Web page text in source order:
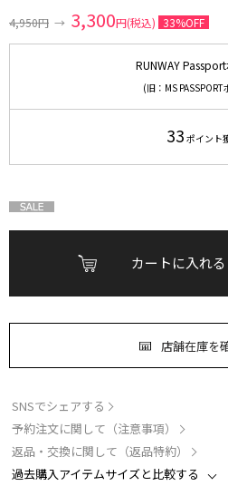
4,950円 → 3,300円(税込) 33%OFF
RUNWAY
(旧：MS
33 ポイント
カートに入れる
店舗在庫を
SNSでシェアする
予約注文に関して（注意事項）
返品・交換に関して（返品特約）
過去購入アイテムサイズと比較する